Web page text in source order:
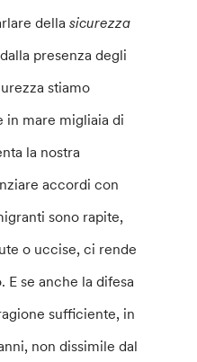
dellasicurezza
presenza degli
stiamo
in mare migliaia di
la nostra
accordi con
sono rapite,
o uccise, ci rende
E se anche la difesa
sufficiente, in
non dissimile dal